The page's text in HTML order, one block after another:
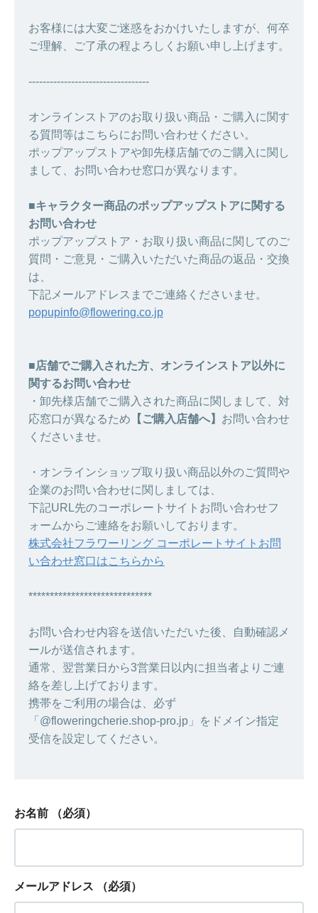
お客様には大変ご迷惑をおかけいたしますが、何卒
ご理解、ご了承の程よろしくお願い申し上げます。
----------------------------------
オンラインストアのお取り扱い商品・ご購入に関す
る質問等はこちらにお問い合わせください。
ポップアップストアや卸先様店舗でのご購入に関し
まして、お問い合わせ窓口が異なります。
■キャラクター商品のポップアップストアに関する
お問い合わせ
ポップアップストア・お取り扱い商品に関してのご
質問・ご意見・ご購入いただいた商品の返品・交換
は、
下記メールアドレスまでご連絡くださいませ。
popupinfo@flowering.co.jp
■店舗でご購入された方、オンラインストア以外に
関するお問い合わせ
・卸先様店舗でご購入された商品に関しまして、対
応窓口が異なるため 【ご購入店舗へ】 お問い合わせ
くださいませ。
・オンラインショップ取り扱い商品以外のご質問や
企業のお問い合わせに関しましては、
下記URL先のコーポレートサイトお問い合わせフ
ォームからご連絡をお願いしております。
株式会社フラワーリング コーポレートサイトお問
い合わせ窓口はこちらから
*****************************
お問い合わせ内容を送信いただいた後、自動確認メ
ールが送信されます。
通常、翌営業日から3営業日以内に担当者よりご連
絡を差し上げております。
携帯をご利用の場合は、必ず
「@floweringcherie.shop-pro.jp」をドメイン指定
受信を設定してください。
お名前 （必須）
メールアドレス （必須）